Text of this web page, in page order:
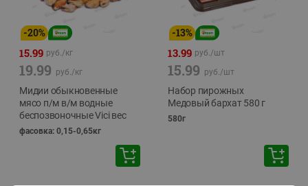
-20%
15.99 руб./кг
19.99 руб./кг
Мидии обыкновенные
мясо п/м в/м водные
беспозвоночные Vici вес
фасовка: 0,15-0,65кг
-13%
13.99 руб./шт
15.99 руб./шт
Набор пирожных
Медовый бархат 580 г
580г